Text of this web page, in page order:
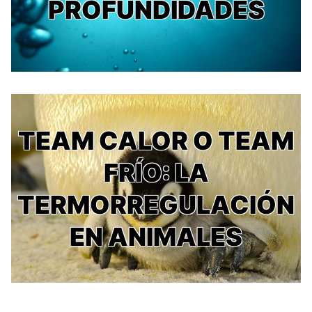
PROFUNDIDADES
TEAM CALOR O TEAM
FRÍO: LA
TERMORREGULACIÓN
EN ANIMALES